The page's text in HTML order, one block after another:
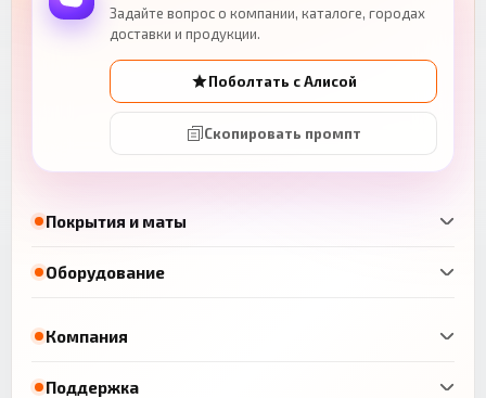
Покрытия и маты
Оборудование
Задайте вопрос о компании, каталоге, городах
доставки и продукции.
Поболтать с Алисой
Скопировать промпт
Компания
Поддержка